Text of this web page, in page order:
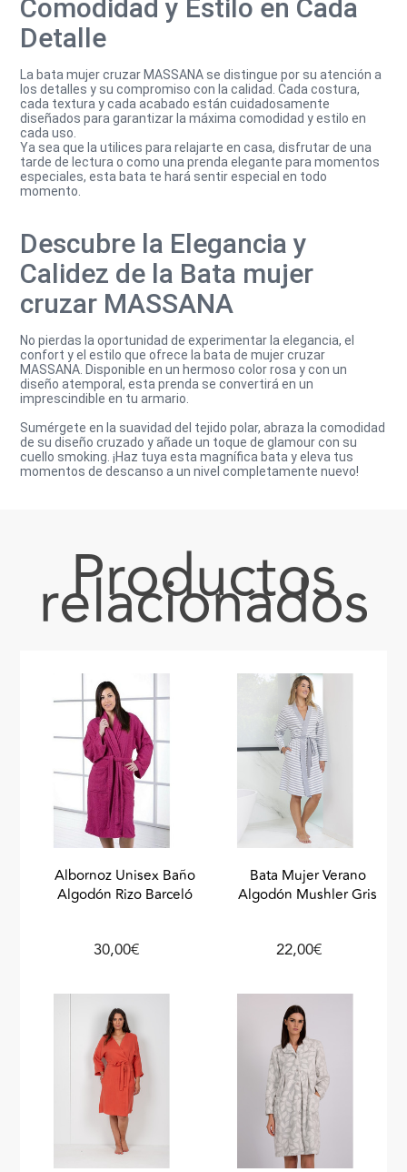
Comodidad y Estilo en Cada
Detalle
La bata mujer cruzar MASSANA se distingue por su atención a
los detalles y su compromiso con la calidad. Cada costura,
cada textura y cada acabado están cuidadosamente
diseñados para garantizar la máxima comodidad y estilo en
cada uso.
Ya sea que la utilices para relajarte en casa, disfrutar de una
tarde de lectura o como una prenda elegante para momentos
especiales, esta bata te hará sentir especial en todo
momento.
Descubre la Elegancia y
Calidez de la Bata mujer
cruzar MASSANA
No pierdas la oportunidad de experimentar la elegancia, el
confort y el estilo que ofrece la bata de mujer cruzar
MASSANA. Disponible en un hermoso color rosa y con un
diseño atemporal, esta prenda se convertirá en un
imprescindible en tu armario.
Sumérgete en la suavidad del tejido polar, abraza la comodidad
de su diseño cruzado y añade un toque de glamour con su
cuello smoking. ¡Haz tuya esta magnífica bata y eleva tus
momentos de descanso a un nivel completamente nuevo!
Productos
relacionados
Albornoz Unisex Baño
Algodón Rizo Barceló
30,00€
Bata Mujer Verano
Algodón Mushler Gris
22,00€